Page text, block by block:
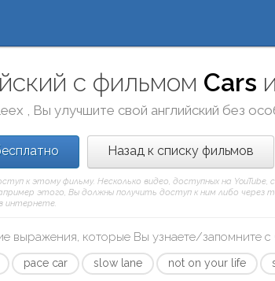
с фильмом Cars
, Вы улучшите свой английский без
Назад к списку фильмов
к этому фильму. Несколько видео, доступных на
этого, Вы должны получить доступ к ним либо через
интернете.
выражения, которые Вы узнаете/запомните с
pace car slow lane not on your life